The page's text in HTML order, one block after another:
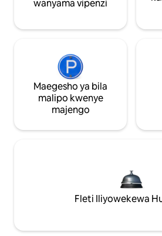
wanyama vipenzi
Maegesho ya bila
malipo kwenye
majengo
Fleti Iliyowekewa